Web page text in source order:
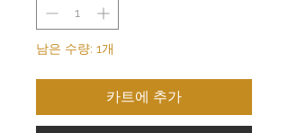
남은 수량: 1개
카트에 추가